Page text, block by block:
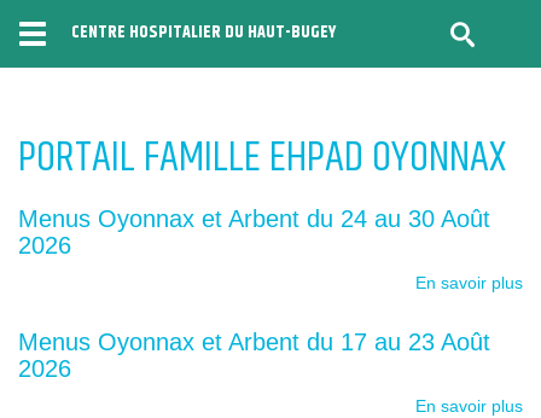
MenuCENTRE HOSPITALIER DU HAUT-BUGEY
PORTAIL FAMILLE EHPAD OYONNAX
Menus Oyonnax et Arbent du 24 au 30 Août
2026
En savoir plus
Menus Oyonnax et Arbent du 17 au 23 Août
2026
En savoir plus